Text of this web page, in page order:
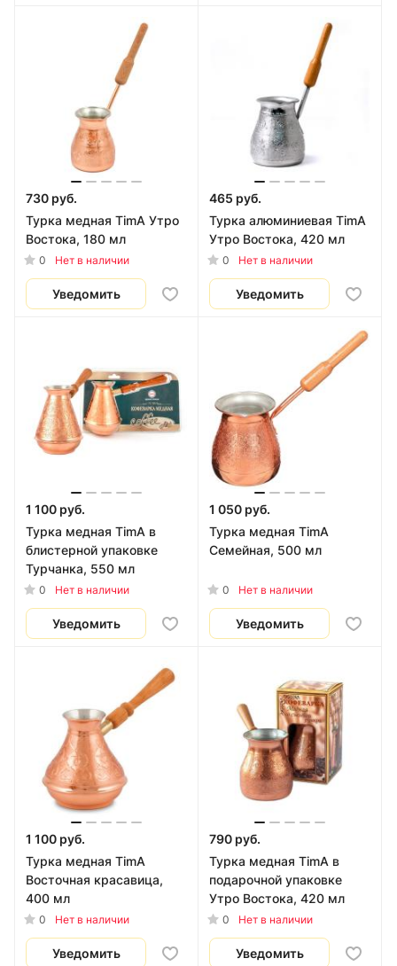
730 руб.
Турка медная TimA Утро
Востока, 180 мл
0 Нет в наличии
Уведомить
465 руб.
Турка алюминиевая TimA
Утро Востока, 420 мл
0 Нет в наличии
Уведомить
1 100 руб.
Турка медная TimA в
блистерной упаковке
Турчанка, 550 мл
0 Нет в наличии
Уведомить
1 050 руб.
Турка медная TimA
Семейная, 500 мл
0 Нет в наличии
Уведомить
1 100 руб.
Турка медная TimA
Восточная красавица,
400 мл
0 Нет в наличии
Уведомить
790 руб.
Турка медная TimA в
подарочной упаковке
Утро Востока, 420 мл
0 Нет в наличии
Уведомить